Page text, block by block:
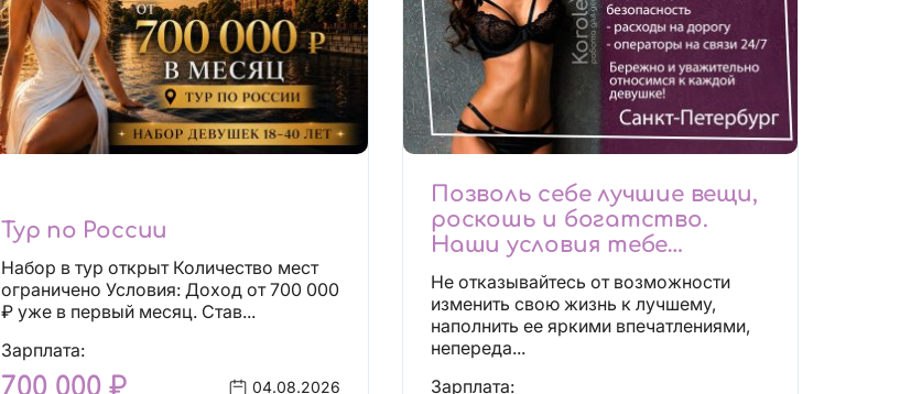
Тур по России
Набор в тур открыт Количество мест
ограничено Условия: Доход от 700 000
₽ уже в первый месяц. Став...
Зарплата:
700 000 ₽ 04.08.2026
Позволь себе лучшие вещи,
роскошь и богатство.
Наши условия тебе
понравятся!
Действительно отличные
условия и поддержка!
Не отказывайтесь от возможности
изменить свою жизнь к лучшему,
наполнить ее яркими впечатлениями,
непереда...
Зарплата: